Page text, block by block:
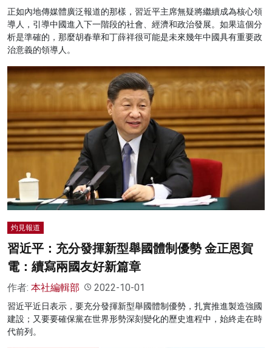
正如內地傳媒體廣泛報道的那樣，習近平主席無疑將繼續成為核心領
導人，引導中國進入下一階段的社會、經濟和政治發展。如果這個分
析是準確的，那麼胡春華和丁薛祥很可能是未來幾年中國具有重要政
治意義的領導人。
灼見報道
習近平：充分發揮新型舉國體制優勢 金正恩賀
電：續寫兩國友好新篇章
作者: 本社編輯部 2022-10-01
習近平近日表示，要充分發揮新型舉國體制優勢，扎實推進製造強國
建設；又要要確保黨在世界形勢深刻變化的歷史進程中，始終走在時
代前列。